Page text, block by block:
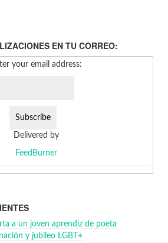
EN TU CORREO:
your email address:
Delivered by
FeedBurner
a un joven aprendiz de poeta
y jubileo LGBT+